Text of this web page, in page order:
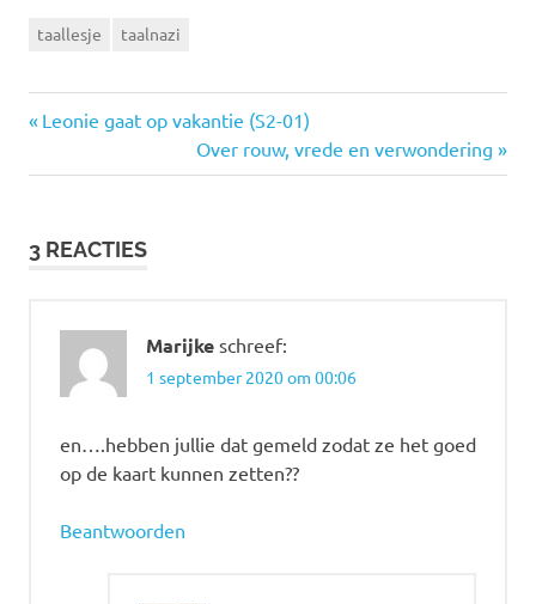
taallesje taalnazi
Bericht
navigatie
Vorige
Leonie gaat op vakantie (S2-01)
Volgende
bericht:
Over rouw, vrede en verwondering
3 REACTIES
Marijke schreef:
1 september 2020 om 00:06
en….hebben jullie dat gemeld zodat ze het goed
op de kaart kunnen zetten??
Beantwoorden